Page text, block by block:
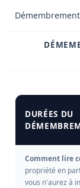
DURÉES DU
Comment lire
propriété en
vous n'aurez à